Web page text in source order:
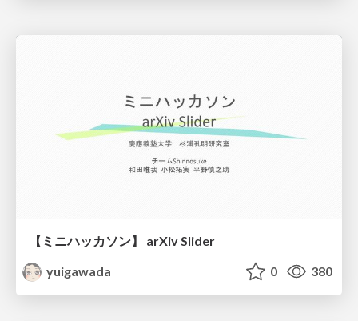
【ミニハッカソン】 arXiv Slider
yuigawada
0 380